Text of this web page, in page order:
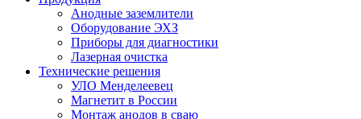
Анодные заземлители
Оборудование ЭХЗ
Приборы для диагностики
Лазерная очистка
Технические решения
УЛО Менделеевец
Магнетит в России
Монтаж анодов в сваю